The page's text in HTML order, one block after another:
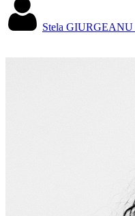
Stela GIURGEANU